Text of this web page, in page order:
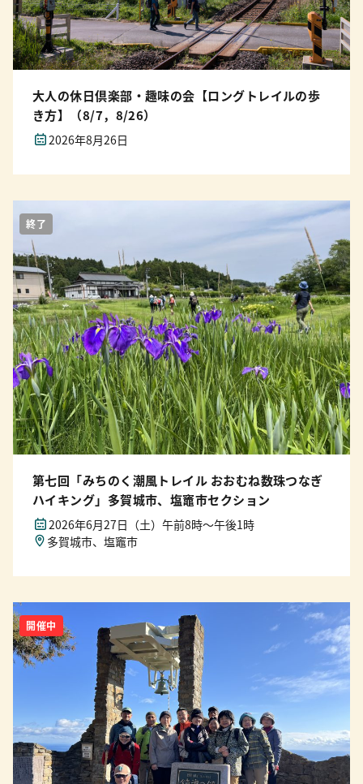
大人の休日倶楽部・趣味の会【ロングトレイルの歩
き方】（8/7，8/26）
2026年8月26日
終了
第七回「みちのく潮風トレイル おおむね数珠つなぎ
ハイキング」多賀城市、塩竈市セクション
2026年6月27日（土）午前8時〜午後1時
多賀城市、塩竈市
開催中